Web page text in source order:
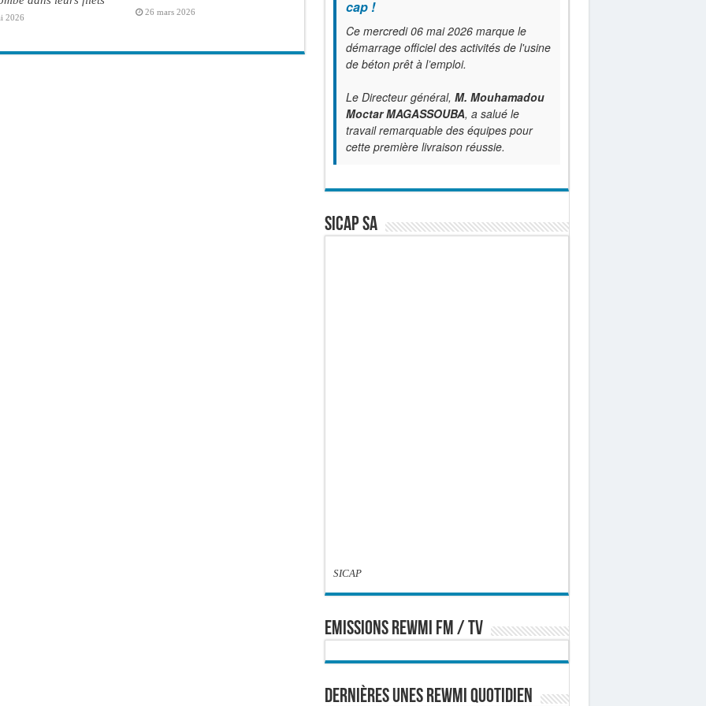
2026
26 mars 2026
cap !
Ce mercredi 06 mai 2026 marque le
démarrage officiel des activités de l'usine
de béton prêt à l’emploi.
Le Directeur général, M. Mouhamadou
Moctar MAGASSOUBA, a salué le
travail remarquable des équipes pour
cette première livraison réussie.
SICAP SA
SICAP
EMISSIONS REWMI FM / TV
Dernières Unes Rewmi Quotidien